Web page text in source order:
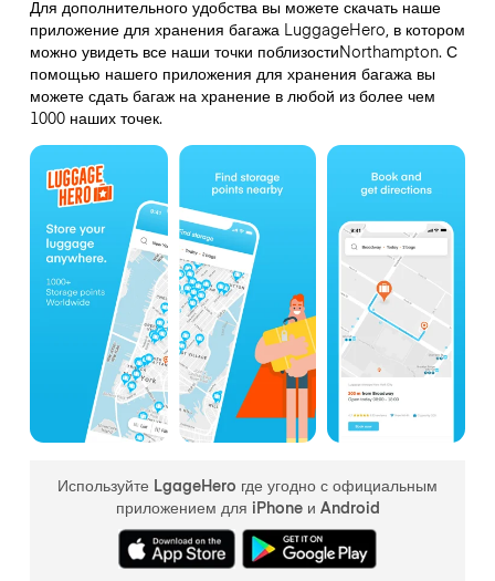
Для дополнительного удобства вы можете скачать наше
приложение для хранения багажа LuggageHero, в котором
можно увидеть все наши точки поблизостиNorthampton. С
помощью нашего приложения для хранения багажа вы
можете сдать багаж на хранение в любой из более чем
1000 наших точек.
Используйте LgageHero где угодно с официальным
приложением для iPhone и Android